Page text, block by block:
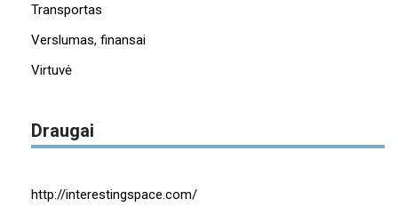
Transportas
Verslumas, finansai
Virtuvė
Draugai
http://interestingspace.com/